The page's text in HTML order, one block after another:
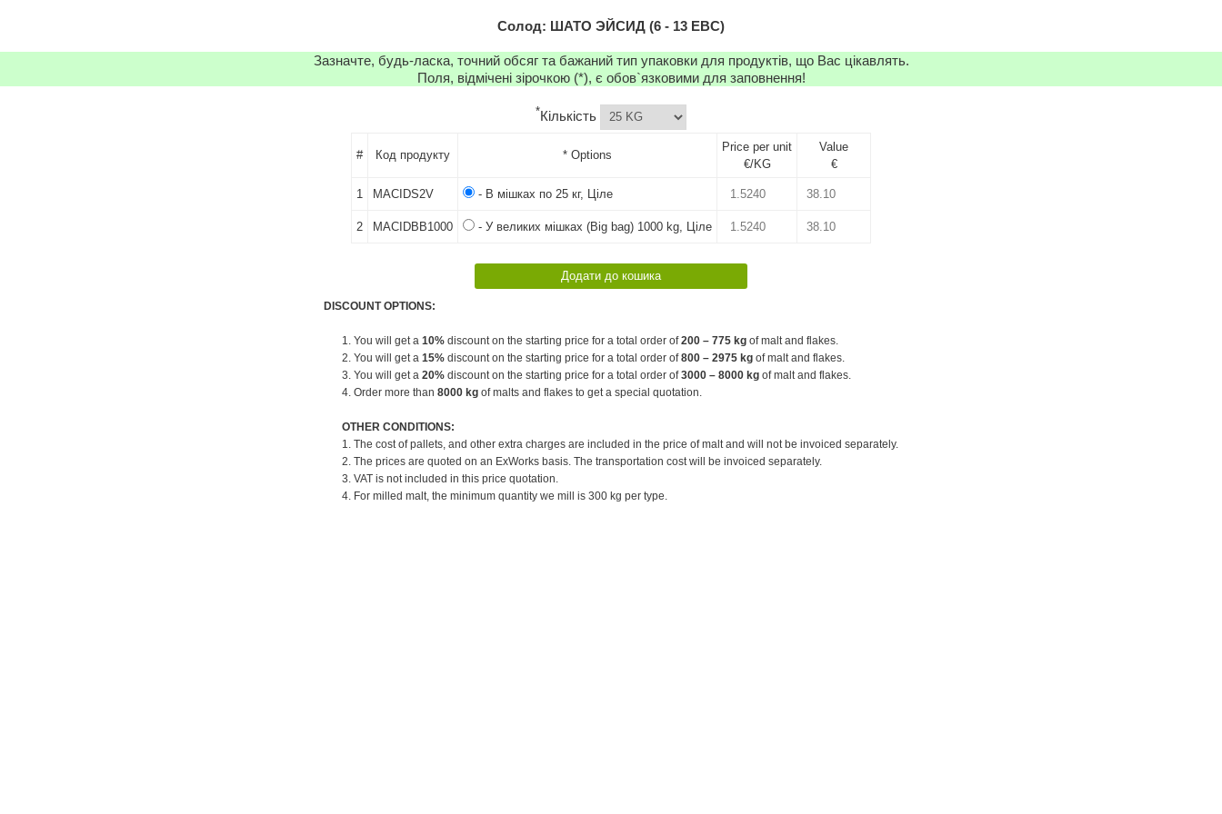
Солод: ШАТО ЭЙСИД (6 - 13 EBC)
Зазначте, будь-ласка, точний обсяг та бажаний тип упаковки для продуктів, що Вас цікавлять.
Поля, відмічені зірочкою (*), є обов`язковими для заповнення!
*Кількість
# Код продукту * Options
Price per unit
€/KG
Value
€
1 MACIDS2V - В мішках по 25 кг, Ціле
2 MACIDBB1000 - У великих мішках (Big bag) 1000 kg, Ціле
DISCOUNT OPTIONS:
1. You will get a 10% discount on the starting price for a total order of200 – 775 kg of malt and flakes.
2. You will get a 15% discount on the starting price for a total order of800 – 2975 kg of malt and flakes.
3. You will get a 20% discount on the starting price for a total order of3000 – 8000 kg of malt and flakes.
4. Order more than 8000 kg of malts and flakes to get a special quotation.
OTHER CONDITIONS:
1. The cost of pallets, and other extra charges are included in the price of malt and will not be invoiced separately.
2. The prices are quoted on an ExWorks basis. The transportation cost will be invoiced separately.
3. VAT is not included in this price quotation.
4. For milled malt, the minimum quantity we mill is 300 kg per type.